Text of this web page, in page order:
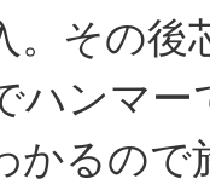
。その後
ハンマ
かるので